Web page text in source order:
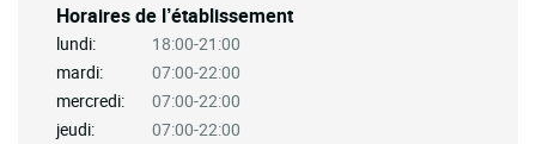
Horaires de l’établissement
lundi:
18:00-21:00
mardi:
07:00-22:00
mercredi:
07:00-22:00
jeudi:
07:00-22:00